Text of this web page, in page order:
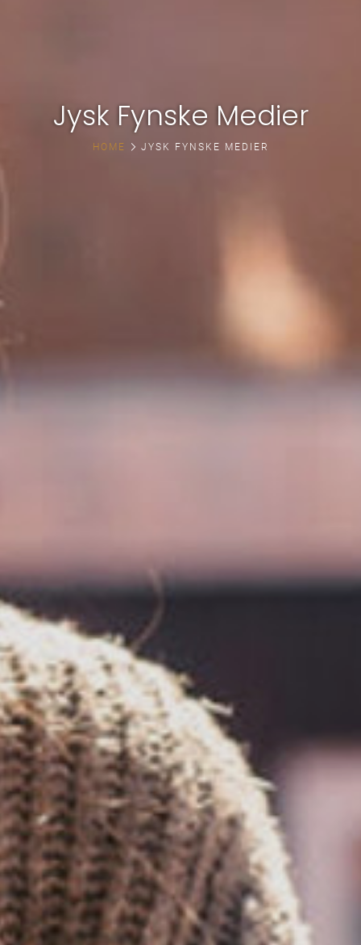
Jysk Fynske Medier
HOME JYSK FYNSKE MEDIER